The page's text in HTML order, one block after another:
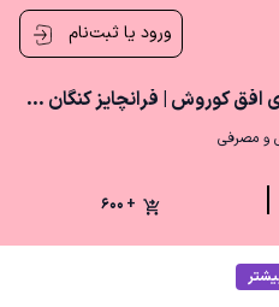
ورود یا ثبت‌نام
فروشگاه زنجیره‌ای افق کوروش | فرانچايز کنگان فرهنگيان
و مصرفی
+ 600